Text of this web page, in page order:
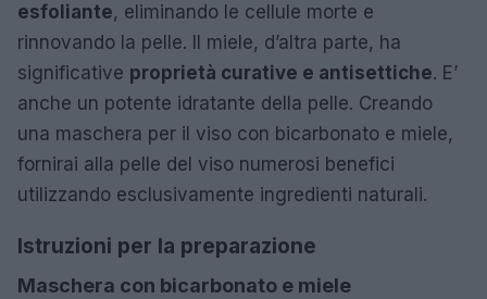
esfoliante, eliminando le cellule morte e
rinnovando la pelle. Il miele, d’altra parte, ha
significative proprietà curative e antisettiche. E’
anche un potente idratante della pelle. Creando
una maschera per il viso con bicarbonato e miele,
fornirai alla pelle del viso numerosi benefici
utilizzando esclusivamente ingredienti naturali.
Istruzioni per la preparazione
Maschera con bicarbonato e miele